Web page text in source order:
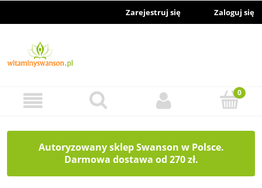
Zarejestruj się Zaloguj się
Autoryzowany sklep Swanson w Polsce.
Darmowa dostawa od 270 zł.